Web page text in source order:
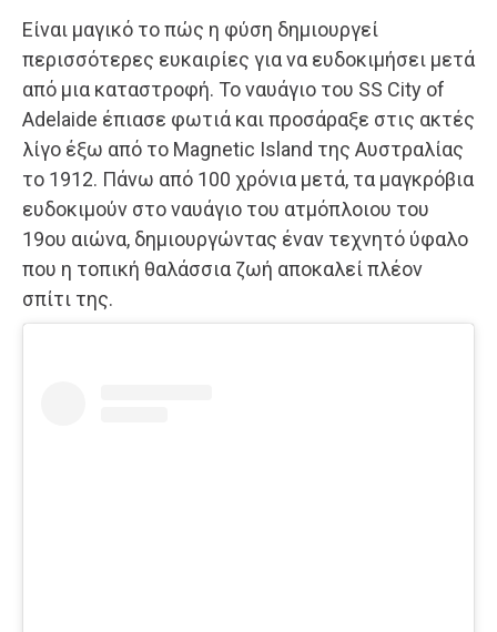
Είναι μαγικό το πώς η φύση δημιουργεί
περισσότερες ευκαιρίες για να ευδοκιμήσει μετά
από μια καταστροφή. Το ναυάγιο του SS City of
Adelaide έπιασε φωτιά και προσάραξε στις ακτές
λίγο έξω από το Magnetic Island της Αυστραλίας
το 1912. Πάνω από 100 χρόνια μετά, τα μαγκρόβια
ευδοκιμούν στο ναυάγιο του ατμόπλοιου του
19ου αιώνα, δημιουργώντας έναν τεχνητό ύφαλο
που η τοπική θαλάσσια ζωή αποκαλεί πλέον
σπίτι της.